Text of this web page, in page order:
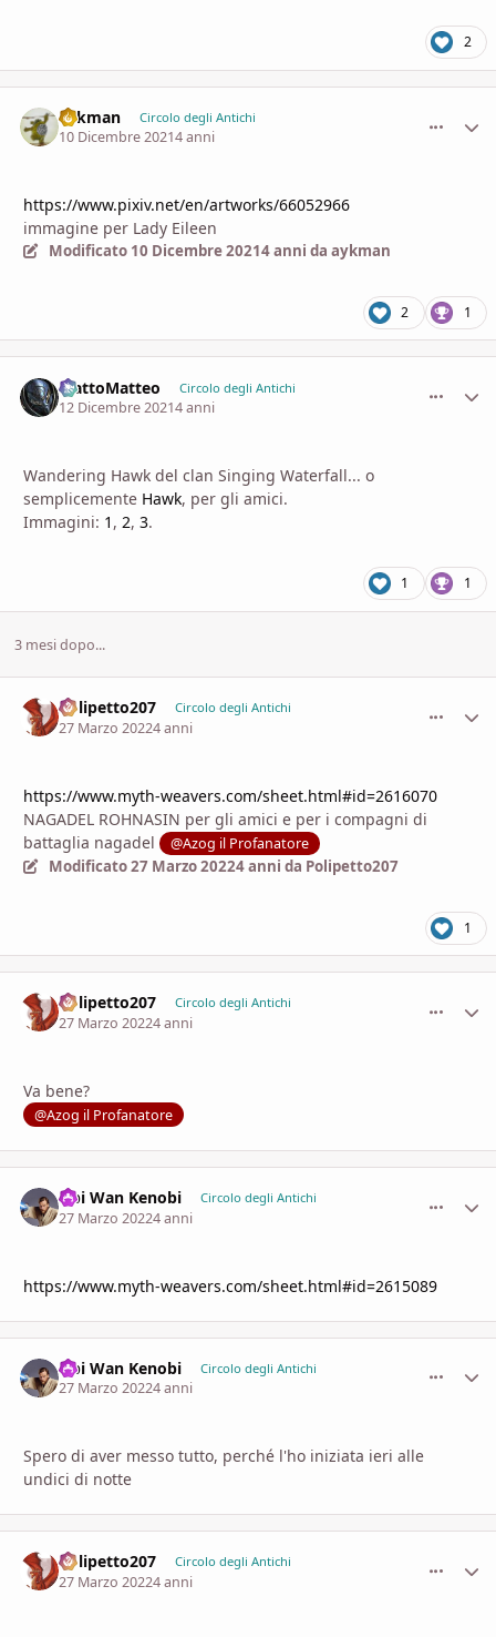
2
aykman Circolo degli Antichi
10 Dicembre 20214 anni
https://www.pixiv.net/en/artworks/66052966
immagine per Lady Eileen
Modificato 10 Dicembre 20214 anni da aykman
2 1
MattoMatteo Circolo degli Antichi
12 Dicembre 20214 anni
Wandering Hawk del clan Singing Waterfall... o
semplicemente Hawk, per gli amici.
Immagini: 1 , 2, 3.
1 1
3 mesi dopo...
Polipetto207 Circolo degli Antichi
27 Marzo 20224 anni
https://www.myth-weavers.com/sheet.html#id=2616070
NAGADEL ROHNASIN per gli amici e per i compagni di
battaglia nagadel
@Azog il Profanatore
Modificato27 Marzo 20224 anni da Polipetto207
1
Polipetto207 Circolo degli Antichi
27 Marzo 20224 anni
Va bene?
@Azog il Profanatore
Obi Wan Kenobi Circolo degli Antichi
27 Marzo 20224 anni
https://www.myth-weavers.com/sheet.html#id=2615089
Obi Wan Kenobi Circolo degli Antichi
27 Marzo 20224 anni
Spero di aver messo tutto, perché l'ho iniziata ieri alle
undici di notte
Polipetto207 Circolo degli Antichi
27 Marzo 20224 anni